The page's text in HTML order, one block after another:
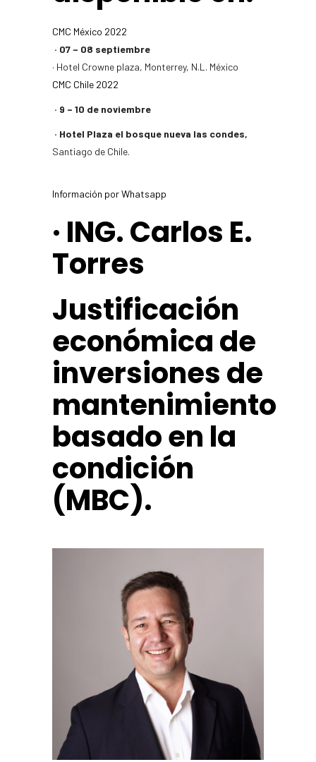
CMC México 2022
· 07 – 08 septiembre
· Hotel Crowne plaza, Monterrey, N.L. México
CMC Chile 2022
· 9 – 10 de noviembre
· Hotel Plaza el bosque nueva las condes,
Santiago de Chile.
Información por Whatsapp
· ING. Carlos E.
Torres
Justificación
económica de
inversiones de
mantenimiento
basado en la
condición
(MBC).